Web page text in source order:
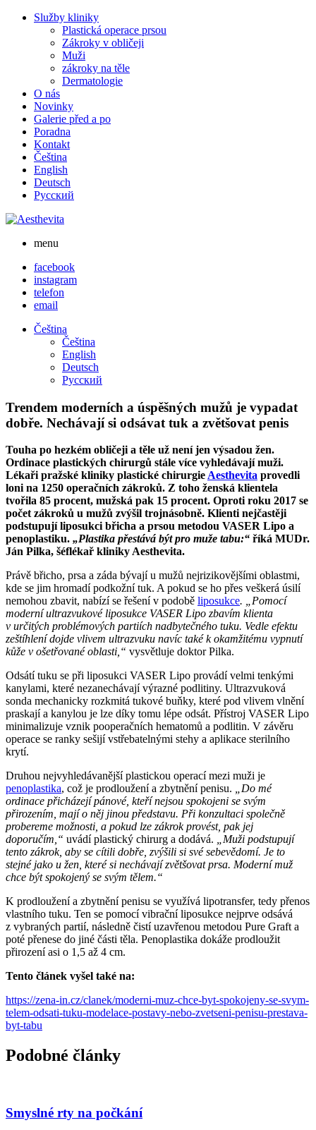
Skip
Služby kliniky
Plastická operace prsou
Zákroky v obličeji
Muži
zákroky na těle
Dermatologie
O nás
Novinky
Galerie před a po
Poradna
Kontakt
Čeština
English
Deutsch
Русский
menu
facebook
instagram
telefon
email
Čeština
Čeština
English
Deutsch
Русский
Trendem moderních a úspěšných mužů je vypadat
dobře. Nechávají si odsávat tuk a zvětšovat penis
Touha po hezkém obličeji a těle už není jen výsadou žen.
Ordinace plastických chirurgů stále více vyhledávají muži.
Lékaři pražské kliniky plastické chirurgieAesthevita provedli
loni na 1250 operačních zákroků. Z toho ženská klientela
tvořila 85 procent, mužská pak 15 procent. Oproti roku 2017 se
počet zákroků u mužů zvýšil trojnásobně. Klienti nejčastěji
podstupují liposukci břicha a prsou metodou VASER Lipo a
penoplastiku. „Plastika přestává být pro muže tabu:“ říká MUDr.
Ján Pilka, šéflékař kliniky Aesthevita.
Právě břicho, prsa a záda bývají u mužů nejrizikovějšími oblastmi,
kde se jim hromadí podkožní tuk. A pokud se ho přes veškerá úsilí
nemohou zbavit, nabízí se řešení v podobě liposukce. „Pomocí
moderní ultrazvukové liposukce VASER Lipo zbavím klienta
v určitých problémových partiích nadbytečného tuku. Vedle efektu
zeštíhlení dojde vlivem ultrazvuku navíc také k okamžitému vypnutí
kůže v ošetřované oblasti,“ vysvětluje doktor Pilka.
Odsátí tuku se při liposukci VASER Lipo provádí velmi tenkými
kanylami, které nezanechávají výrazné podlitiny. Ultrazvuková
sonda mechanicky rozkmitá tukové buňky, které pod vlivem vlnění
praskají a kanylou je lze díky tomu lépe odsát. Přístroj VASER Lipo
minimalizuje vznik pooperačních hematomů a podlitin. V závěru
operace se ranky sešijí vstřebatelnými stehy a aplikace sterilního
krytí.
Druhou nejvyhledávanější plastickou operací mezi muži je
penoplastika, což je prodloužení a zbytnění penisu. „Do mé
ordinace přicházejí pánové, kteří nejsou spokojeni se svým
přirozením, mají o něj jinou představu. Při konzultaci společně
probereme možnosti, a pokud lze zákrok provést, pak jej
doporučím,“ uvádí plastický chirurg a dodává. „Muži podstupují
tento zákrok, aby se cítili dobře, zvýšili si své sebevědomí. Je to
stejné jako u žen, které si nechávají zvětšovat prsa. Moderní muž
chce být spokojený se svým tělem.“
K prodloužení a zbytnění penisu se využívá lipotransfer, tedy přenos
vlastního tuku. Ten se pomocí vibrační liposukce nejprve odsává
z vybraných partií, následně čistí uzavřenou metodou Pure Graft a
poté přenese do jiné části těla. Penoplastika dokáže prodloužit
přirození asi o 1,5 až 4 cm.
Tento článek vyšel také na:
https://zena-in.cz/clanek/moderni-muz-chce-byt-spokojeny-se-svym-
telem-odsati-tuku-modelace-postavy-nebo-zvetseni-penisu-prestava-
byt-tabu
Podobné články
Smyslné rty na počkání